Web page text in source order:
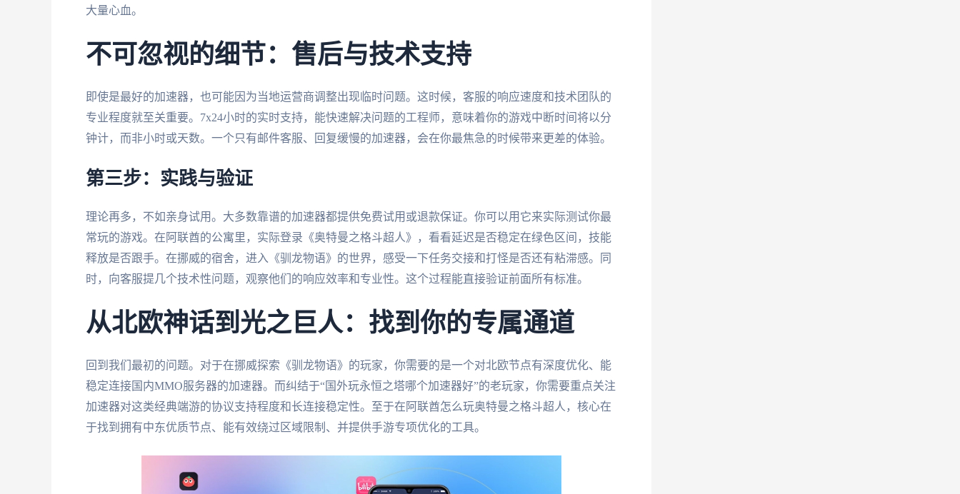
大量心血。
不可忽视的细节：售后与技术支持
即使是最好的加速器，也可能因为当地运营商调整出现临时问题。这时候，客服的响应速度和技术团队的
专业程度就至关重要。7x24小时的实时支持，能快速解决问题的工程师，意味着你的游戏中断时间将以分
钟计，而非小时或天数。一个只有邮件客服、回复缓慢的加速器，会在你最焦急的时候带来更差的体验。
第三步：实践与验证
理论再多，不如亲身试用。大多数靠谱的加速器都提供免费试用或退款保证。你可以用它来实际测试你最
常玩的游戏。在阿联酋的公寓里，实际登录《奥特曼之格斗超人》，看看延迟是否稳定在绿色区间，技能
释放是否跟手。在挪威的宿舍，进入《驯龙物语》的世界，感受一下任务交接和打怪是否还有粘滞感。同
时，向客服提几个技术性问题，观察他们的响应效率和专业性。这个过程能直接验证前面所有标准。
从北欧神话到光之巨人：找到你的专属通道
回到我们最初的问题。对于在挪威探索《驯龙物语》的玩家，你需要的是一个对北欧节点有深度优化、能
稳定连接国内MMO服务器的加速器。而纠结于“国外玩永恒之塔哪个加速器好”的老玩家，你需要重点关注
加速器对这类经典端游的协议支持程度和长连接稳定性。至于在阿联酋怎么玩奥特曼之格斗超人，核心在
于找到拥有中东优质节点、能有效绕过区域限制、并提供手游专项优化的工具。